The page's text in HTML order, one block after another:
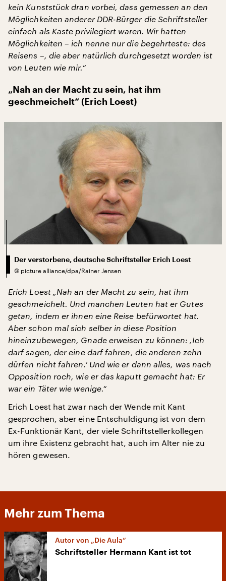
kein Kunststück dran vorbei, dass gemessen an den
Möglichkeiten anderer DDR-Bürger die Schriftsteller
einfach als Kaste privilegiert waren. Wir hatten
Möglichkeiten – ich nenne nur die begehrteste: des
Reisens –, die aber natürlich durchgesetzt worden ist
von Leuten wie mir.“
„Nah an der Macht zu sein, hat ihm
geschmeichelt“ (Erich Loest)
Der verstorbene, deutsche Schriftsteller Erich Loest
© picture alliance/dpa/Rainer Jensen
Erich Loest „Nah an der Macht zu sein, hat ihm
geschmeichelt. Und manchen Leuten hat er Gutes
getan, indem er ihnen eine Reise befürwortet hat.
Aber schon mal sich selber in diese Position
hineinzubewegen, Gnade erweisen zu können: ‚Ich
darf sagen, der eine darf fahren, die anderen zehn
dürfen nicht fahren.‘ Und wie er dann alles, was nach
Opposition roch, wie er das kaputt gemacht hat: Er
war ein Täter wie wenige.“
Erich Loest hat zwar nach der Wende mit Kant
gesprochen, aber eine Entschuldigung ist von dem
Ex-Funktionär Kant, der viele Schriftstellerkollegen
um ihre Existenz gebracht hat, auch im Alter nie zu
hören gewesen.
Mehr zum Thema
Autor von „Die Aula“
Schriftsteller Hermann Kant ist tot